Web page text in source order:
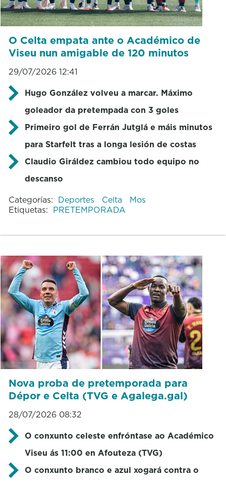
O Celta empata ante o Académico de
Viseu nun amigable de 120 minutos
29/07/2026 12:41
Hugo González volveu a marcar. Máximo
goleador da pretempada con 3 goles
Primeiro gol de Ferrán Jutglá e máis minutos
para Starfelt tras a longa lesión de costas
Claudio Giráldez cambiou todo equipo no
descanso
Categorías: Deportes Celta
Mos
Etiquetas: PRETEMPORADA
Nova proba de pretemporada para
Dépor e Celta (TVG e Agalega.gal)
28/07/2026 08:32
O conxunto celeste enfróntase ao Académico
Viseu ás 11:00 en Afouteza (TVG)
O conxunto branco e azul xogará contra o